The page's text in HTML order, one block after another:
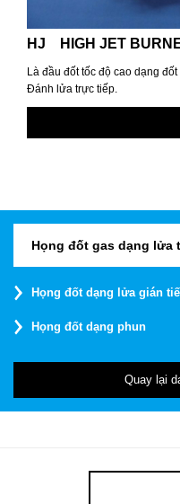
HJ HIGH JET
Là đầu đốt tốc độ cao dạng
Đánh lửa trực tiếp.
Họng đốt gas dạng lửa
Họng đốt dạng lửa gián
Họng đốt dạng phun
Quay lại